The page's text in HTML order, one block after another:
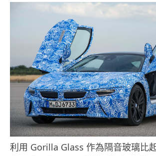
利用 Gorilla Glass 作為隔音玻璃比